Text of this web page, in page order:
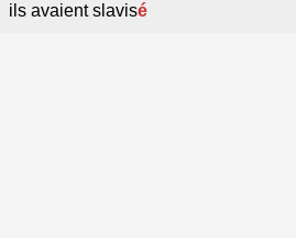
ils avaient slavisé